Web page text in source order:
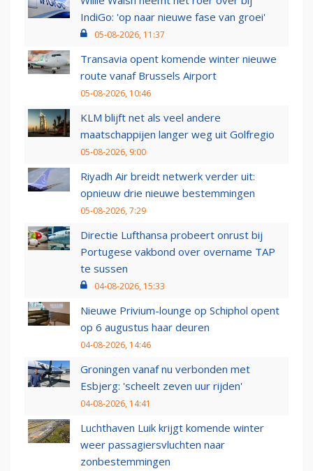
IndiGo: 'op naar nieuwe fase van groei'
05-08-2026, 11:37
Transavia opent komende winter nieuwe
route vanaf Brussels Airport
05-08-2026, 10:46
KLM blijft net als veel andere
maatschappijen langer weg uit Golfregio
05-08-2026, 9:00
Riyadh Air breidt netwerk verder uit:
opnieuw drie nieuwe bestemmingen
05-08-2026, 7:29
Directie Lufthansa probeert onrust bij
Portugese vakbond over overname TAP
te sussen
04-08-2026, 15:33
Nieuwe Privium-lounge op Schiphol opent
op 6 augustus haar deuren
04-08-2026, 14:46
Groningen vanaf nu verbonden met
Esbjerg: 'scheelt zeven uur rijden'
04-08-2026, 14:41
Luchthaven Luik krijgt komende winter
weer passagiersvluchten naar
zonbestemmingen